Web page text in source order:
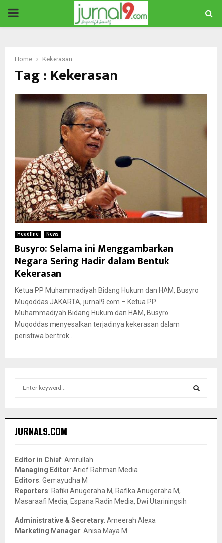
PRIMARY
Home Kekerasan
Tag : Kekerasan
Headline News
Busyro: Selama ini Menggambarkan
Negara Sering Hadir dalam Bentuk
Kekerasan
Ketua PP Muhammadiyah Bidang Hukum dan HAM, Busyro
Muqoddas JAKARTA, jurnal9.com – Ketua PP
Muhammadiyah Bidang Hukum dan HAM, Busyro
Muqoddas menyesalkan terjadinya kekerasan dalam
peristiwa bentrok...
h
o
r
:
JURNAL9.COM
Editor in Chief: Amrullah
Managing Editor: Arief Rahman Media
Editors: Gemayudha M
Reporters: Rafiki Anugeraha M, Rafika Anugeraha M,
Masaraafi Media, Espana Radin Media, Dwi Utariningsih
Administrative & Secretary: Ameerah Alexa
Marketing Manager: Anisa Maya M